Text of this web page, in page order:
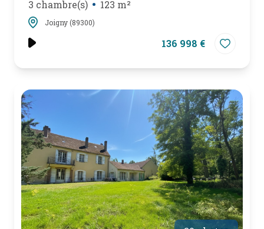
3 chambre(s)
123 m²
Joigny (89300)
136 998 €